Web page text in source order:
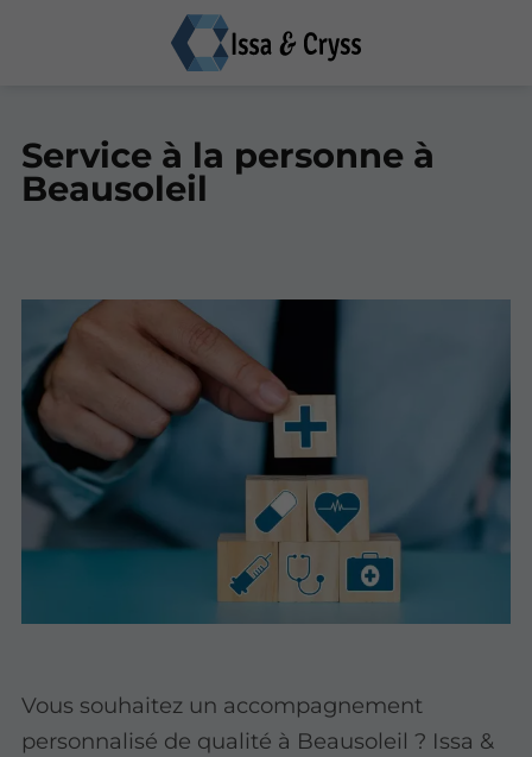
Service à la personne à
Beausoleil
Vous souhaitez un accompagnement
personnalisé de qualité à Beausoleil ? Issa &